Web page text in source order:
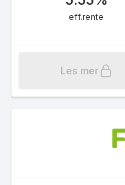
eff.rente
Les mer